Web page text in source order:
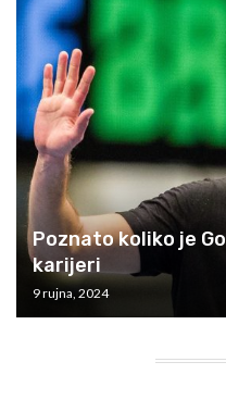
Poznato koliko je
karijeri
9 rujna, 2024